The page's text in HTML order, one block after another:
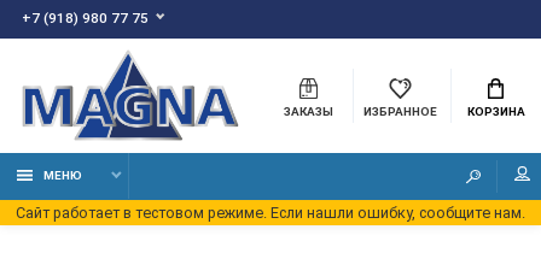
+7 (918) 980 77 75
ЗАКАЗЫ ИЗБРАННОЕ КОРЗИНА
МЕНЮ
Сайт работает в тестовом режиме. Если нашли ошибку, сообщите нам.